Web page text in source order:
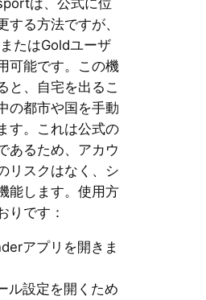
は、公式に位
する方法ですが、
たはGoldユーザ
可能です。この機
と、自宅を出るこ
の都市や国を手動
す。これは公式の
あるため、アカウ
リスクはなく、シ
能します。使用方
りです：
アプリを開きま
ル設定を開くため